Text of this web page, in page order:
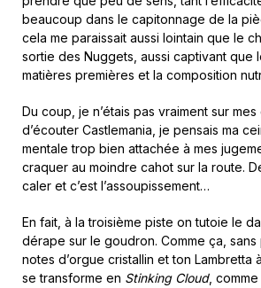
beaucoup dans le capitonnage de la
cela me paraissait aussi lointain que le
sortie des Nuggets, aussi captivant que
matières premières et la composition
Du coup, je n’étais pas vraiment sur
d’écouter Castlemania, je pensais ma
mentale trop bien attachée à mes
craquer au moindre cahot sur la route.
caler et c’est l’assoupissement…
En fait, à la troisième piste on tutoie le
dérape sur le goudron. Comme ça, sans
notes d’orgue cristallin et ton Lambretta
se transforme en Stinking Cloud,